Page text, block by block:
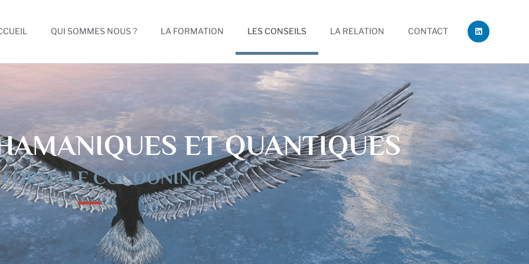
QUI SOMMES NOUS ? LA FORMATION LES CONSEILS LA RELATION CONTACT
L
i
n
d
ET QUANTIQUES
COCOONING